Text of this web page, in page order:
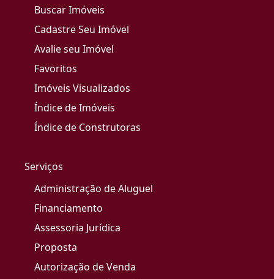
Buscar Imóveis
Cadastre Seu Imóvel
Avalie seu Imóvel
Favoritos
Imóveis Visualizados
Índice de Imóveis
Índice de Construtoras
Serviços
Administração de Aluguel
Financiamento
Assessoria Jurídica
Proposta
Autorização de Venda